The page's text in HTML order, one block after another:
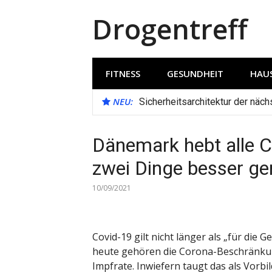
Drogentreff
FITNESS GESUNDHEIT
NEU: Sicherheitsarchitektur der
Dänemark hebt alle
zwei Dinge besser
10/09/2021
Covid-19 gilt nicht länger als „für die
heute gehören die Corona-
Impfrate. Inwiefern taugt das als